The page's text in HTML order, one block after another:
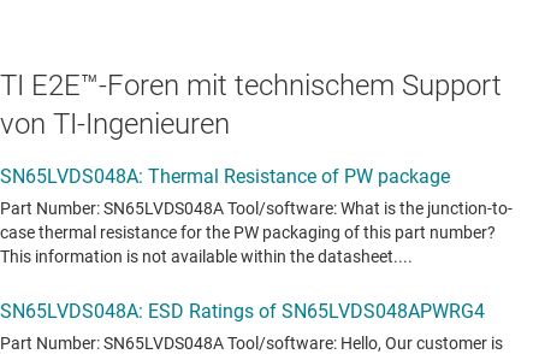
TI E2E™-Foren mit technischem Support
von TI-Ingenieuren